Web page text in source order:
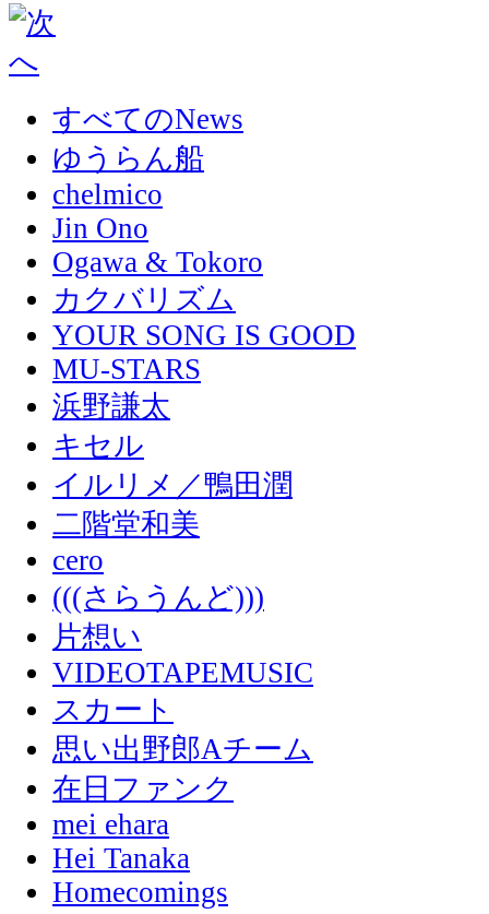
すべてのNews
ゆうらん船
chelmico
Jin Ono
Ogawa & Tokoro
カクバリズム
YOUR SONG IS GOOD
MU-STARS
浜野謙太
キセル
イルリメ／鴨田潤
二階堂和美
cero
(((さらうんど)))
片想い
VIDEOTAPEMUSIC
スカート
思い出野郎Aチーム
在日ファンク
mei ehara
Hei Tanaka
Homecomings